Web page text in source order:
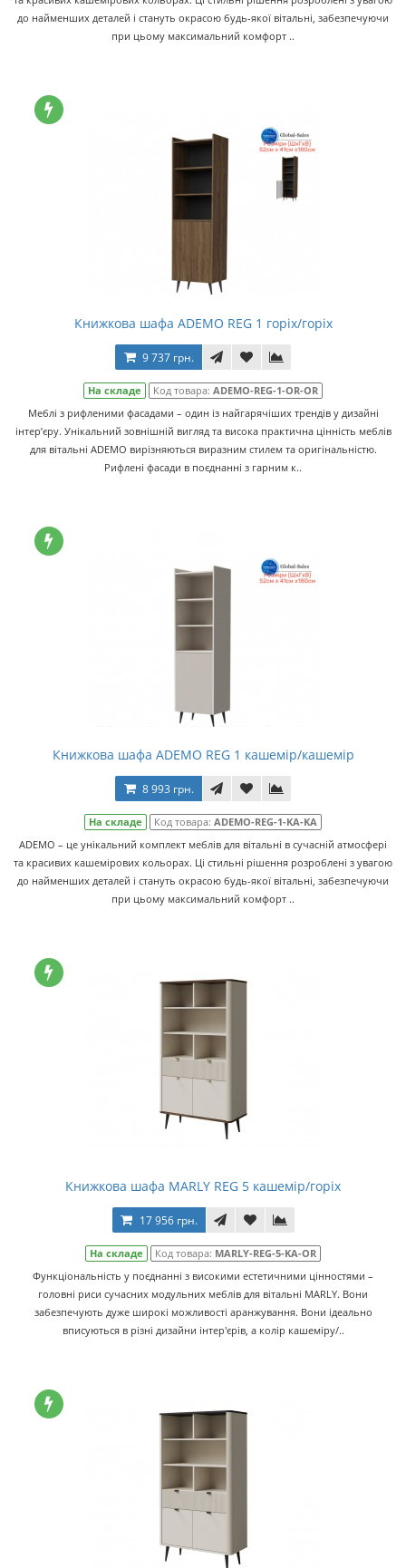
до найменших деталей і стануть окрасою будь-якої вітальні, забезпечуючи
при цьому максимальний комфорт ..
Книжкова шафа ADEMO REG 1 горіх/горіх
9 737 грн.
На складе Код товара: ADEMO-REG-1-OR-OR
Меблі з рифленими фасадами – один із найгарячіших трендів у дизайні
інтер’єру. Унікальний зовнішній вигляд та висока практична цінність меблів
для вітальні ADEMO вирізняються виразним стилем та оригінальністю.
Рифлені фасади в поєднанні з гарним к..
Книжкова шафа ADEMO REG 1 кашемір/кашемір
8 993 грн.
На складе Код товара: ADEMO-REG-1-KA-KA
ADEMO – це унікальний комплект меблів для вітальні в сучасній атмосфері
та красивих кашемірових кольорах. Ці стильні рішення розроблені з увагою
до найменших деталей і стануть окрасою будь-якої вітальні, забезпечуючи
при цьому максимальний комфорт ..
Книжкова шафа MARLY REG 5 кашемір/горіх
17 956 грн.
На складе Код товара: MARLY-REG-5-KA-OR
Функціональність у поєднанні з високими естетичними цінностями –
головні риси сучасних модульних меблів для вітальні MARLY. Вони
забезпечують дуже широкі можливості аранжування. Вони ідеально
вписуються в різні дизайни інтер'єрів, а колір кашеміру/..